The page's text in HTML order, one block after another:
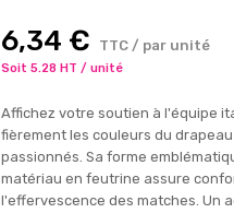
6,34 € TTC / par unité
Soit 5.28 HT / unité
Affichez votre soutien à l'équipe
fièrement les couleurs du
passionnés. Sa forme
matériau en feutrine assure
l'effervescence des matches. Un